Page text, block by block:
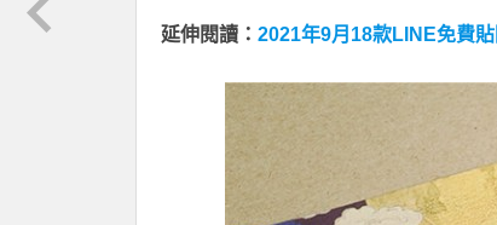
延伸閱讀： 2021年9月18款LINE免費